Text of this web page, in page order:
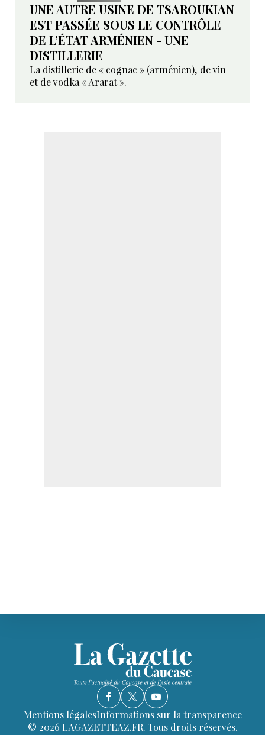
UNE AUTRE USINE DE TSAROUKIAN
EST PASSÉE SOUS LE CONTRÔLE
DE L’ÉTAT ARMÉNIEN - UNE
DISTILLERIE
La distillerie de « cognac » (arménien), de vin
et de vodka « Ararat ».
Mentions légalesInformations sur la transparence
© 2026 LAGAZETTEAZ.FR. Tous droits réservés.